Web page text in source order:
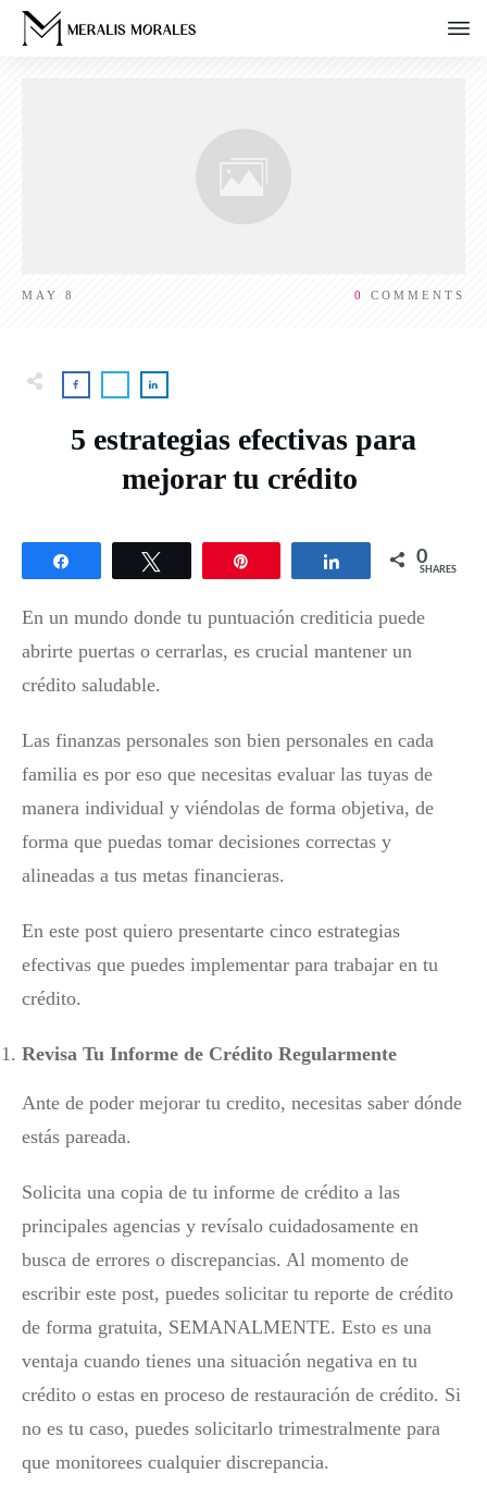
MAY 8 0 COMMENTS
5 estrategias efectivas para
mejorar tu crédito
Share 0
SHARES
En un mundo donde tu puntuación crediticia puede
abrirte puertas o cerrarlas, es crucial mantener un
crédito saludable.
Las finanzas personales son bien personales en cada
familia es por eso que necesitas evaluar las tuyas de
manera individual y viéndolas de forma objetiva, de
forma que puedas tomar decisiones correctas y
alineadas a tus metas financieras.
En este post quiero presentarte cinco estrategias
efectivas que puedes implementar para trabajar en tu
crédito.
Revisa Tu Informe de Crédito Regularmente
Ante de poder mejorar tu credito, necesitas saber dónde
estás pareada.
Solicita una copia de tu informe de crédito a las
principales agencias y revísalo cuidadosamente en
busca de errores o discrepancias. Al momento de
escribir este post, puedes solicitar tu reporte de crédito
de forma gratuita, SEMANALMENTE. Esto es una
ventaja cuando tienes una situación negativa en tu
crédito o estas en proceso de restauración de crédito. Si
no es tu caso, puedes solicitarlo trimestralmente para
que monitorees cualquier discrepancia.